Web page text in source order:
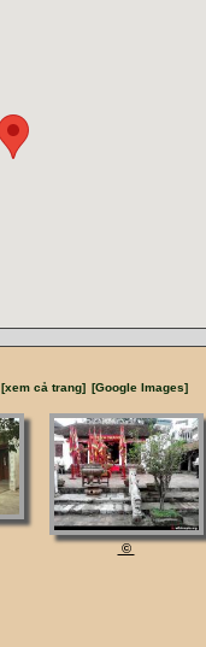
[xem cả trang] [Google Images]
©